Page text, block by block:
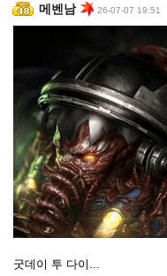
메벤남 26-07-07 19:51
굿데이 투 다이...